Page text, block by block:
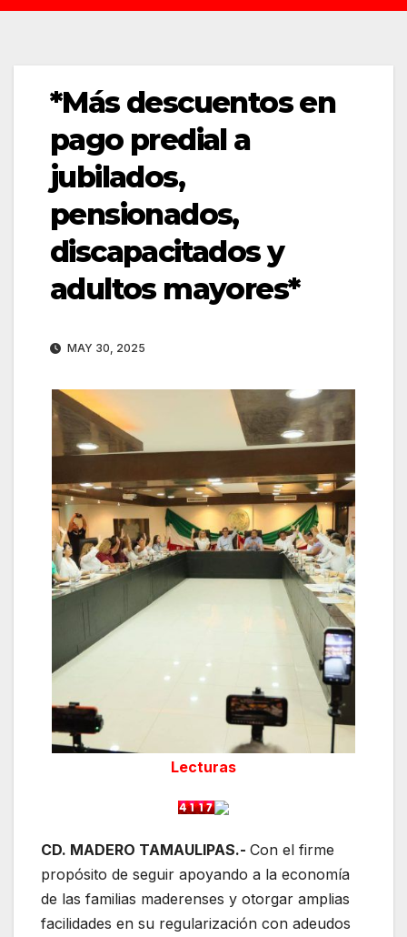
*Más descuentos en
pago predial a
jubilados,
pensionados,
discapacitados y
adultos mayores*
MAY 30, 2025
Lecturas
CD. MADERO TAMAULIPAS.- Con el firme
propósito de seguir apoyando a la economía
de las familias maderenses y otorgar amplias
facilidades en su regularización con adeudos